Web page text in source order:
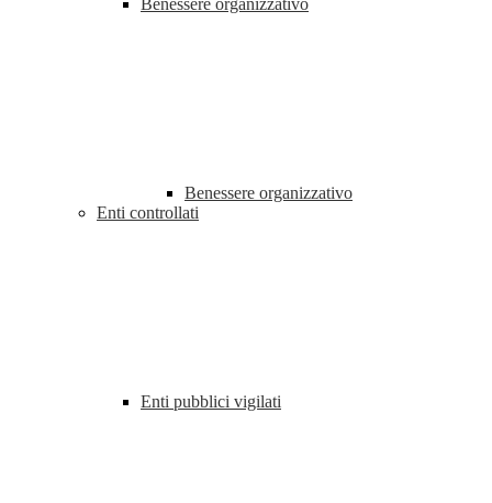
Benessere organizzativo
Benessere organizzativo
Enti controllati
Enti pubblici vigilati